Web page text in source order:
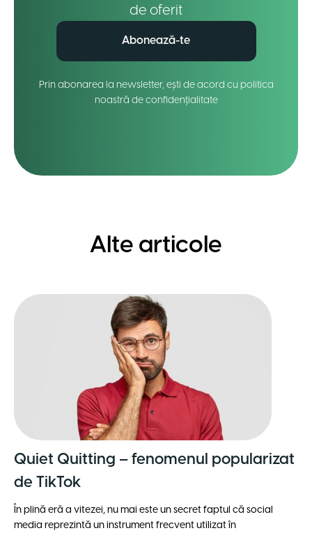
de oferit
Abonează-te
Prin abonarea la newsletter, ești de acord cu politica
noastră de confidențialitate
Alte articole
Quiet Quitting – fenomenul popularizat
de TikTok
În plină eră a vitezei, nu mai este un secret faptul că social
media reprezintă un instrument frecvent utilizat în